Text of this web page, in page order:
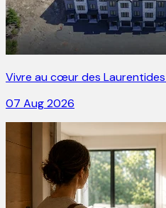
Vivre au cœur des
07 Aug 2026